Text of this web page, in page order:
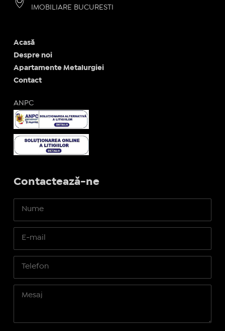
IMOBILIARE BUCURESTI
Acasă
Despre noi
Apartamente Metalurgiei
Contact
ANPC
Contactează-ne